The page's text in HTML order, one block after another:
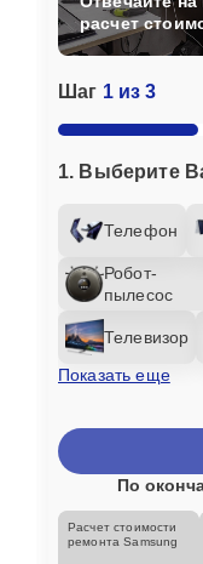
Шаг 1 из 3
1. Выберите
Телефон
Робот-
пылесос
Телевизор
Показать еще
расчет
По
Расчет стоимости
ремонта Samsung